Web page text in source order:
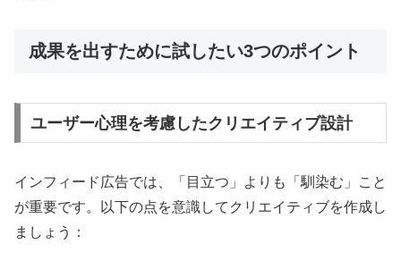
成果を出すために試したい3つのポイント
ユーザー心理を考慮したクリエイティブ設計
インフィード広告では、「目立つ」よりも「馴染む」こと
が重要です。以下の点を意識してクリエイティブを作成し
ましょう：